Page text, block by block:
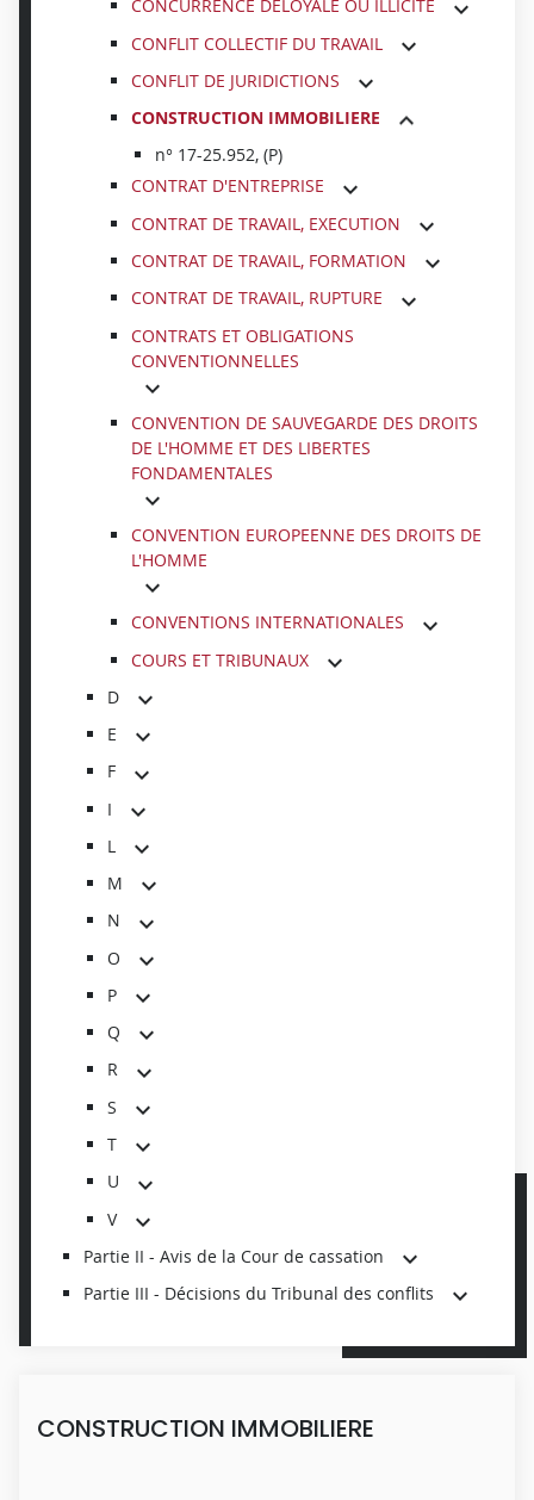
CONCURRENCE DELOYALE OU ILLICITE
CONFLIT COLLECTIF DU TRAVAIL
CONFLIT DE JURIDICTIONS
CONSTRUCTION IMMOBILIERE
n° 17-25.952, (P)
CONTRAT D'ENTREPRISE
CONTRAT DE TRAVAIL, EXECUTION
CONTRAT DE TRAVAIL, FORMATION
CONTRAT DE TRAVAIL, RUPTURE
CONTRATS ET OBLIGATIONS
CONVENTIONNELLES
CONVENTION DE SAUVEGARDE DES DROITS
DE L'HOMME ET DES LIBERTES
FONDAMENTALES
CONVENTION EUROPEENNE DES DROITS DE
L'HOMME
CONVENTIONS INTERNATIONALES
COURS ET TRIBUNAUX
D
E
F
I
L
M
N
O
P
Q
R
S
T
U
V
Partie II - Avis de la Cour de cassation
Partie III - Décisions du Tribunal des conflits
CONSTRUCTION IMMOBILIERE